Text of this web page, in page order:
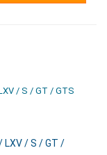
LXV / S / GT /